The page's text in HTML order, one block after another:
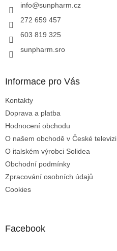
info@sunpharm.cz
272 659 457
603 819 325
sunpharm.sro
Informace pro Vás
Kontakty
Doprava a platba
Hodnocení obchodu
O našem obchodě v České televizi
O italském výrobci Solidea
Obchodní podmínky
Zpracování osobních údajů
Cookies
Facebook